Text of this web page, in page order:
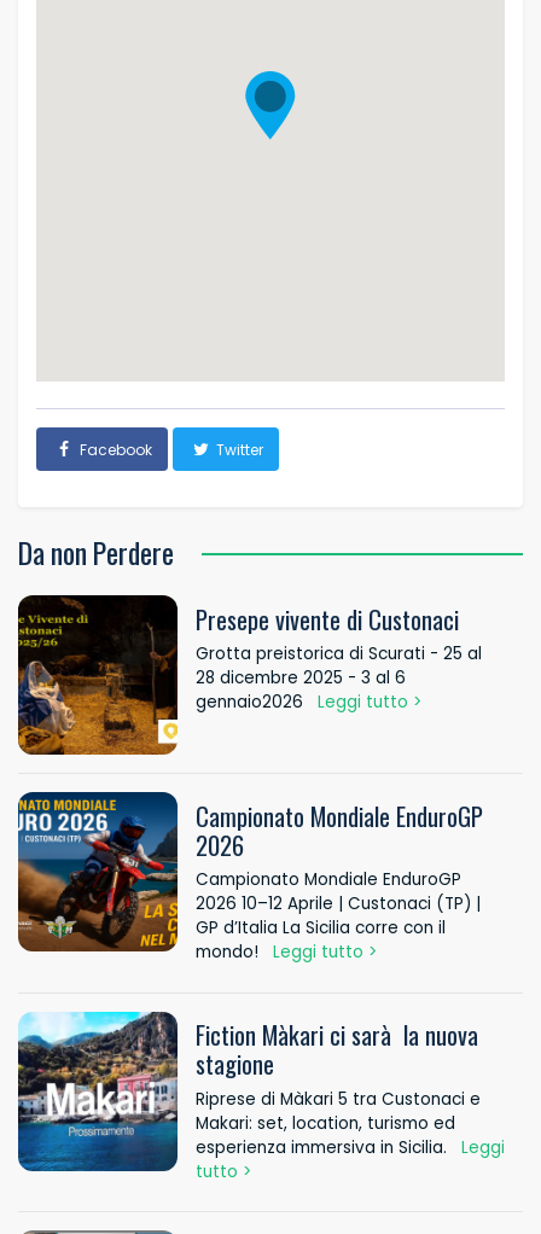
Facebook Twitter
Da non Perdere
Presepe vivente di Custonaci
Grotta preistorica di Scurati - 25 al
28 dicembre 2025 - 3 al 6
gennaio2026
Leggi tutto >
Campionato Mondiale EnduroGP
2026
Campionato Mondiale EnduroGP
2026 10–12 Aprile | Custonaci (TP) |
GP d’Italia La Sicilia corre con il
mondo!
Leggi tutto >
Fiction Màkari ci sarà la nuova
stagione
Riprese di Màkari 5 tra Custonaci e
Makari: set, location, turismo ed
esperienza immersiva in Sicilia.
Leggi
tutto >